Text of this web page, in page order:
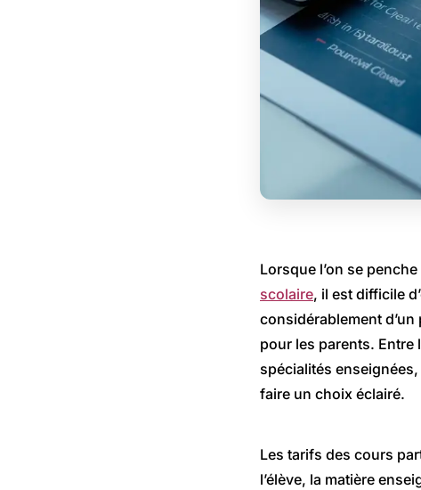
Lorsque l’on se
scolaire, il est difficile
considérablement
pour les parents. Entre
spécialités
faire un choix éclairé.
Les tarifs des cours
l’élève, la matière